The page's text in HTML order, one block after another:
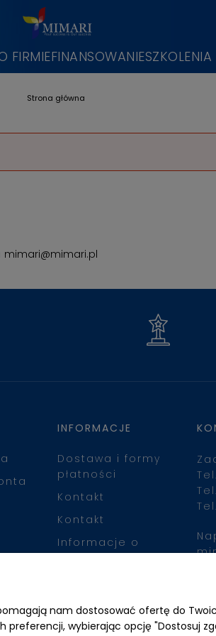
FIRMIEFINANSOWANIESZKOLENIA
Strona główna
mimari@mimari.pl
INFORMACJE
Dostawa i formy
płatności
Kontakt
Kontakt
Informacje o
nam dostosować ofertę do
preferencji, wybierając opcję "Dostosuj